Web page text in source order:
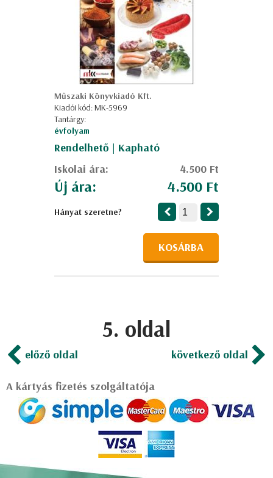
Műszaki Könyvkiadó Kft.
Kiadói kód: MK-5969
Tantárgy:
évfolyam
Rendelhető | Kapható
Iskolai ára:
4.500 Ft
Új ára: 4.500 Ft
Hányat szeretne?
KOSÁRBA
5. oldal
előző oldal következő oldal
A kártyás fizetés szolgáltatója